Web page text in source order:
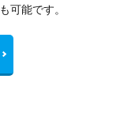
可能です。